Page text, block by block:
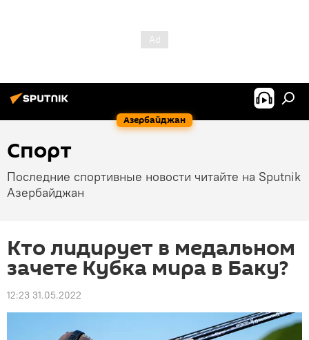
Азербайджан
Спорт
Последние спортивные новости читайте на Sputnik
Азербайджан
Кто лидирует в медальном
зачете Кубка мира в Баку?
12:23 31.05.2022